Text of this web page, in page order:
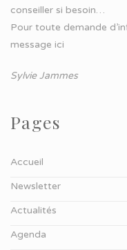
conseiller si besoin…
Pour toute demande
message ici
Sylvie Jammes
Pages
Accueil
Newsletter
Actualités
Agenda